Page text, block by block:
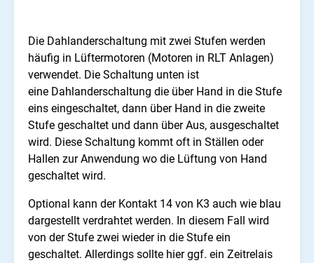
Die Dahlanderschaltung mit zwei Stufen werden
häufig in Lüftermotoren (Motoren in RLT Anlagen)
verwendet. Die Schaltung unten ist
eine Dahlanderschaltung die über Hand in die Stufe
eins eingeschaltet, dann über Hand in die zweite
Stufe geschaltet und dann über Aus, ausgeschaltet
wird. Diese Schaltung kommt oft in Ställen oder
Hallen zur Anwendung wo die Lüftung von Hand
geschaltet wird.
Optional kann der Kontakt 14 von K3 auch wie blau
dargestellt verdrahtet werden. In diesem Fall wird
von der Stufe zwei wieder in die Stufe ein
geschaltet. Allerdings sollte hier ggf. ein Zeitrelais